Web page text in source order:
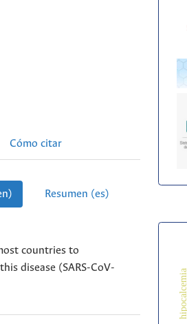
Cómo citar
Resumen (es)
countries to
disease (SARS-CoV-
hipocalcemia